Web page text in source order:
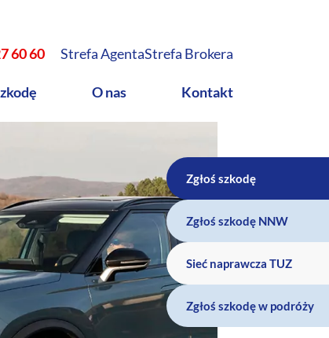
60 60 Strefa AgentaStrefa Brokera
O nas Kontakt
Zgłoś szkodę
Zgłoś szkodę NNW
Sieć naprawcza TUZ
Zgłoś szkodę w podróży